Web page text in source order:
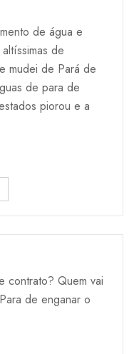
de água e
de
mudei de Pará de
de para de
piorou e a
contrato? Quem vai
de enganar o